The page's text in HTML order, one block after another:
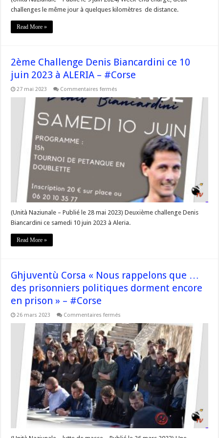
challenges le même jour à quelques kilomètres de distance.
Read More »
2ème Challenge Denis Biancardini ce 10
juin 2023 à ALERIA – #Corse
27 mai 2023 Commentaires fermés
Challenge
Denis
ce
10
juin
#Corse
(Unità Naziunale – Publié le 28 mai 2023) Deuxième challenge Denis
Biancardini ce samedi 10 juin 2023 à Aleria.
Read More »
Ghjuventù Corsa « Nous rappelons que …
des prisonniers politiques dorment encore
en prison » – #Corse
26 mars 2023 Commentaires fermés
Corsa
« Nous
rappelons
que
…
des
prisonniers
politiques
dorment
encore
en
prison »
–
#Corse